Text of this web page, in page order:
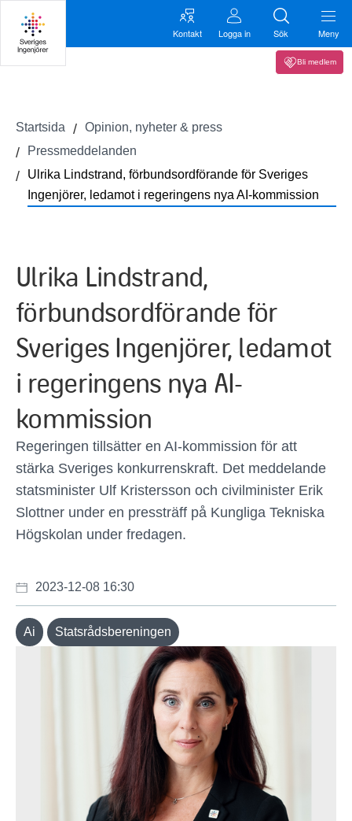
Kontakt Logga in Sök Meny
Bli medlem
Startsida
Opinion, nyheter & press
Pressmeddelanden
Ulrika Lindstrand, förbundsordförande för Sveriges
Ingenjörer, ledamot i regeringens nya AI-kommission
Ulrika Lindstrand,
förbundsordförande för
Sveriges Ingenjörer, ledamot
i regeringens nya AI-
kommission
Regeringen tillsätter en AI-kommission för att
stärka Sveriges konkurrenskraft. Det meddelande
statsminister Ulf Kristersson och civilminister Erik
Slottner under en pressträff på Kungliga Tekniska
Högskolan under fredagen.
2023-12-08 16:30
Ai Statsrådsbereningen